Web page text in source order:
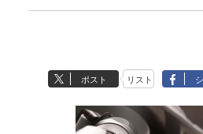
ポスト リスト